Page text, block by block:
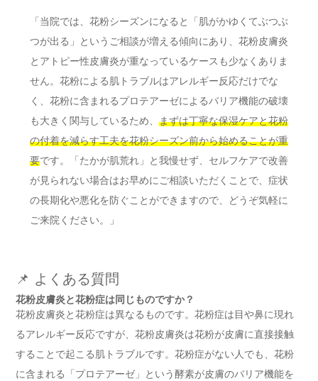
「当院では、花粉シーズンになると「肌がかゆくてぶつぶ
つが出る」というご相談が増える傾向にあり、花粉皮膚炎
とアトピー性皮膚炎が重なっているケースも少なくありま
せん。花粉による肌トラブルはアレルギー反応だけでな
く、花粉に含まれるプロテアーゼによるバリア機能の破壊
も大きく関与しているため、 まずは丁寧な保湿ケアと花粉
の付着を減らす工夫を花粉シーズン前から始めることが重
要です。「たかが肌荒れ」と我慢せず、セルフケアで改善
が見られない場合はお早めにご相談いただくことで、症状
の長期化や悪化を防ぐことができますので、どうぞ気軽に
ご来院ください。」
📌 よくある質問
花粉皮膚炎と花粉症は同じものですか？
花粉皮膚炎と花粉症は異なるものです。花粉症は目や鼻に現れ
るアレルギー反応ですが、花粉皮膚炎は花粉が皮膚に直接接触
することで起こる肌トラブルです。花粉症がない人でも、花粉
に含まれる「プロテアーゼ」という酵素が皮膚のバリア機能を